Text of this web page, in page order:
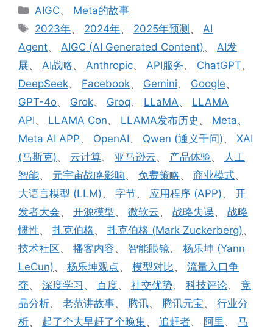
分
类
AIGC、 Meta的故事
标
签
2023年、 2024年、 2025年预测 、AI
Agent、 AIGC (AI Generated Content)、 AI发
展、 AI战略、 Anthropic、 API服务、 ChatGPT、
DeepSeek、 Facebook、 Gemini、 Google、
GPT-4o、 Grok、 Groq、 LLaMA、 LLAMA
API、 LLAMA Con、 LLAMA发布历史 、 Meta、
Meta AI APP、 OpenAI、 Qwen (通义千问)、 XAI
(马斯克)、 云计算、 亚马逊云、 产品体验、
人工
智能、 元宇宙战略影响、 免费策略、 商业模式、
大语言模型 (LLM)、 字节、 应用程序 (APP)、 开
发者大会、 开源模型、 微软云、 战略失误、 战略
惯性、 扎克伯格、 扎克伯格 (Mark Zuckerberg)、
技术社区、 播客内容、 智能眼镜、 杨乐坤 (Yann
LeCun)、 杨乐坤观点、 模型对比、 流量入口争
夺、 深度学习 、 百度、 社交优势、 科技评论、 竞
品分析、 老范讲故事、 腾讯、 腾讯元宝、 行业分
析、 起了个大早赶了个晚集、 追赶者、 阿里 、 马